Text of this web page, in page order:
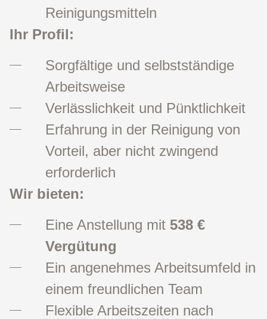
Reinigungsmitteln
Ihr Profil:
Sorgfältige und selbstständige
Arbeitsweise
Verlässlichkeit und Pünktlichkeit
Erfahrung in der Reinigung von
Vorteil, aber nicht zwingend
erforderlich
Wir bieten:
Eine Anstellung mit 538 €
Vergütung
Ein angenehmes Arbeitsumfeld in
einem freundlichen Team
Flexible Arbeitszeiten nach